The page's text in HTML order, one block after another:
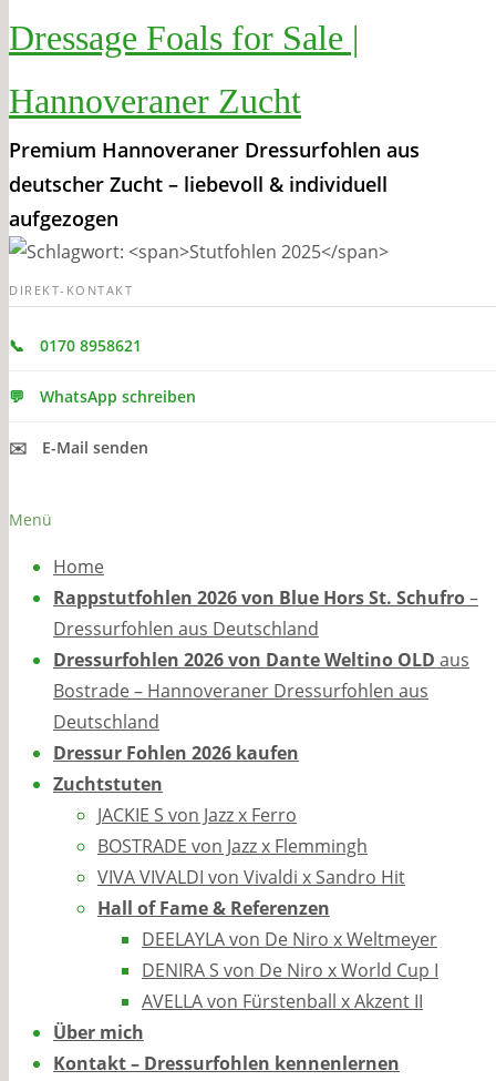
Dressage Foals for Sale |
Hannoveraner Zucht
Premium Hannoveraner Dressurfohlen aus
deutscher Zucht – liebevoll & individuell
aufgezogen
DIREKT-KONTAKT
📞 0170 8958621
💬 WhatsApp schreiben
✉️ E-Mail senden
Menü
Home
Rappstutfohlen 2026 von Blue Hors St. Schufro–
Dressurfohlen aus Deutschland
Dressurfohlen 2026 von Dante Weltino OLD aus
Bostrade – Hannoveraner Dressurfohlen aus
Deutschland
Dressur Fohlen 2026 kaufen
Zuchtstuten
JACKIE S von Jazz x Ferro
BOSTRADE von Jazz x Flemmingh
VIVA VIVALDI von Vivaldi x Sandro Hit
Hall of Fame & Referenzen
DEELAYLA von De Niro x Weltmeyer
DENIRA S von De Niro x World Cup I
AVELLA von Fürstenball x Akzent II
Über mich
Kontakt – Dressurfohlen kennenlernen